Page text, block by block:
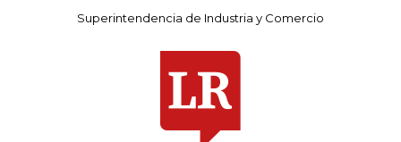
Superintendencia de Industria y Comercio